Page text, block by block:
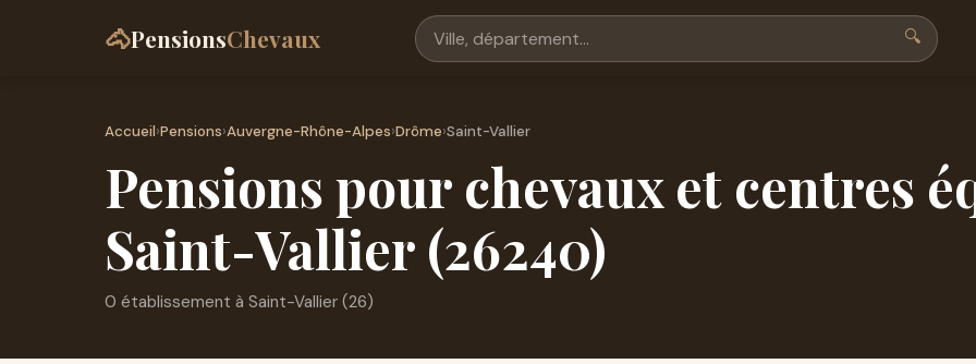
🐴PensionsChevaux 🔍
Accueil›Pensions›Auvergne-Rhône-Alpes›Drôme›Saint-Vallier
Pensions pour chevaux et centres
Saint-Vallier (26240)
0 établissement à Saint-Vallier (26)